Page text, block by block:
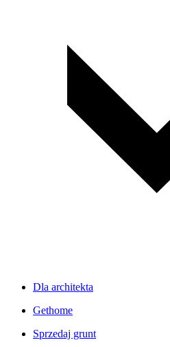
Dla architekta
Gethome
Sprzedaj grunt